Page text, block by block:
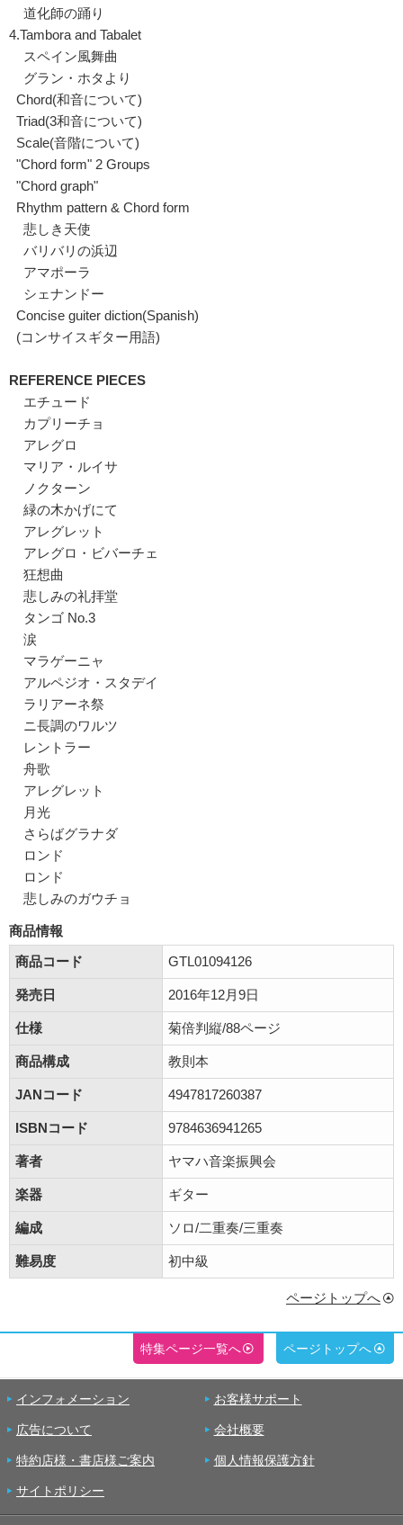
道化師の踊り
4.Tambora and Tabalet
スペイン風舞曲
グラン・ホタより
Chord(和音について)
Triad(3和音について)
Scale(音階について)
"Chord form" 2 Groups
"Chord graph"
Rhythm pattern & Chord form
悲しき天使
バリバリの浜辺
アマポーラ
シェナンドー
Concise guiter diction(Spanish)
(コンサイスギター用語)
REFERENCE PIECES
エチュード
カプリーチョ
アレグロ
マリア・ルイサ
ノクターン
緑の木かげにて
アレグレット
アレグロ・ビバーチェ
狂想曲
悲しみの礼拝堂
タンゴ No.3
涙
マラゲーニャ
アルペジオ・スタデイ
ラリアーネ祭
ニ長調のワルツ
レントラー
舟歌
アレグレット
月光
さらばグラナダ
ロンド
ロンド
悲しみのガウチョ
商品情報
商品コード
GTL01094126
発売日 2016年12月9日
仕様 菊倍判縦/88ページ
商品構成 教則本
JANコード 4947817260387
ISBNコード 9784636941265
著者 ヤマハ音楽振興会
楽器 ギター
編成 ソロ/二重奏/三重奏
難易度 初中級
ページトップへ
特集ページ一覧へ ページトップへ
インフォメーション お客様サポート
広告について 会社概要
特約店様・書店様ご案内 個人情報保護方針
サイトポリシー